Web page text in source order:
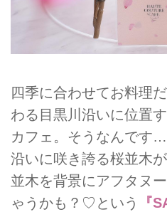
四季に合わせてお料理
わる目黒川沿いに位置
カフェ。そうなんです…
沿いに咲き誇る桜並木
並木を背景にアフタヌ
ゃうかも？♡という
『